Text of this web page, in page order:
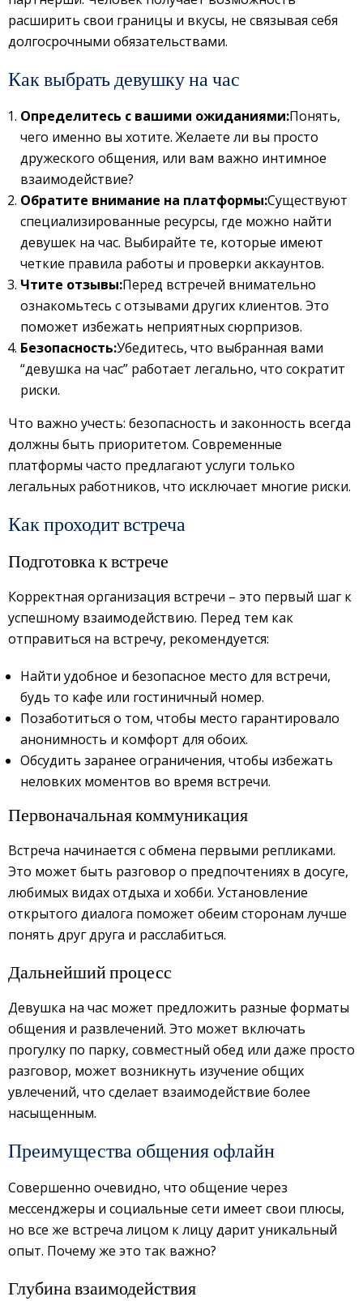
расширить свои границы и вкусы, не связывая себя
долгосрочными обязательствами.
Как выбрать девушку на час
Определитесь с вашими ожиданиями:Понять,
чего именно вы хотите. Желаете ли вы просто
дружеского общения, или вам важно интимное
взаимодействие?
Обратите внимание на платформы:Существуют
специализированные ресурсы, где можно найти
девушек на час. Выбирайте те, которые имеют
четкие правила работы и проверки аккаунтов.
Чтите отзывы:Перед встречей внимательно
ознакомьтесь с отзывами других клиентов. Это
поможет избежать неприятных сюрпризов.
Безопасность:Убедитесь, что выбранная вами
“девушка на час” работает легально, что сократит
риски.
Что важно учесть: безопасность и законность всегда
должны быть приоритетом. Современные
платформы часто предлагают услуги только
легальных работников, что исключает многие риски.
Как проходит встреча
Подготовка к встрече
Корректная организация встречи – это первый шаг к
успешному взаимодействию. Перед тем как
отправиться на встречу, рекомендуется:
Найти удобное и безопасное место для встречи,
будь то кафе или гостиничный номер.
Позаботиться о том, чтобы место гарантировало
анонимность и комфорт для обоих.
Обсудить заранее ограничения, чтобы избежать
неловких моментов во время встречи.
Первоначальная коммуникация
Встреча начинается с обмена первыми репликами.
Это может быть разговор о предпочтениях в досуге,
любимых видах отдыха и хобби. Установление
открытого диалога поможет обеим сторонам лучше
понять друг друга и расслабиться.
Дальнейший процесс
Девушка на час может предложить разные форматы
общения и развлечений. Это может включать
прогулку по парку, совместный обед или даже просто
разговор, может возникнуть изучение общих
увлечений, что сделает взаимодействие более
насыщенным.
Преимущества общения офлайн
Совершенно очевидно, что общение через
мессенджеры и социальные сети имеет свои плюсы,
но все же встреча лицом к лицу дарит уникальный
опыт. Почему же это так важно?
Глубина взаимодействия